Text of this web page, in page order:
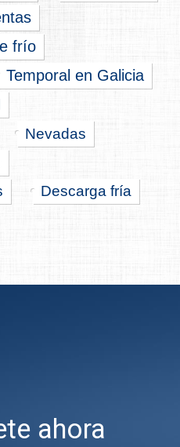
frío
Temporal en Galicia
Nevadas
Descarga fría
ahora